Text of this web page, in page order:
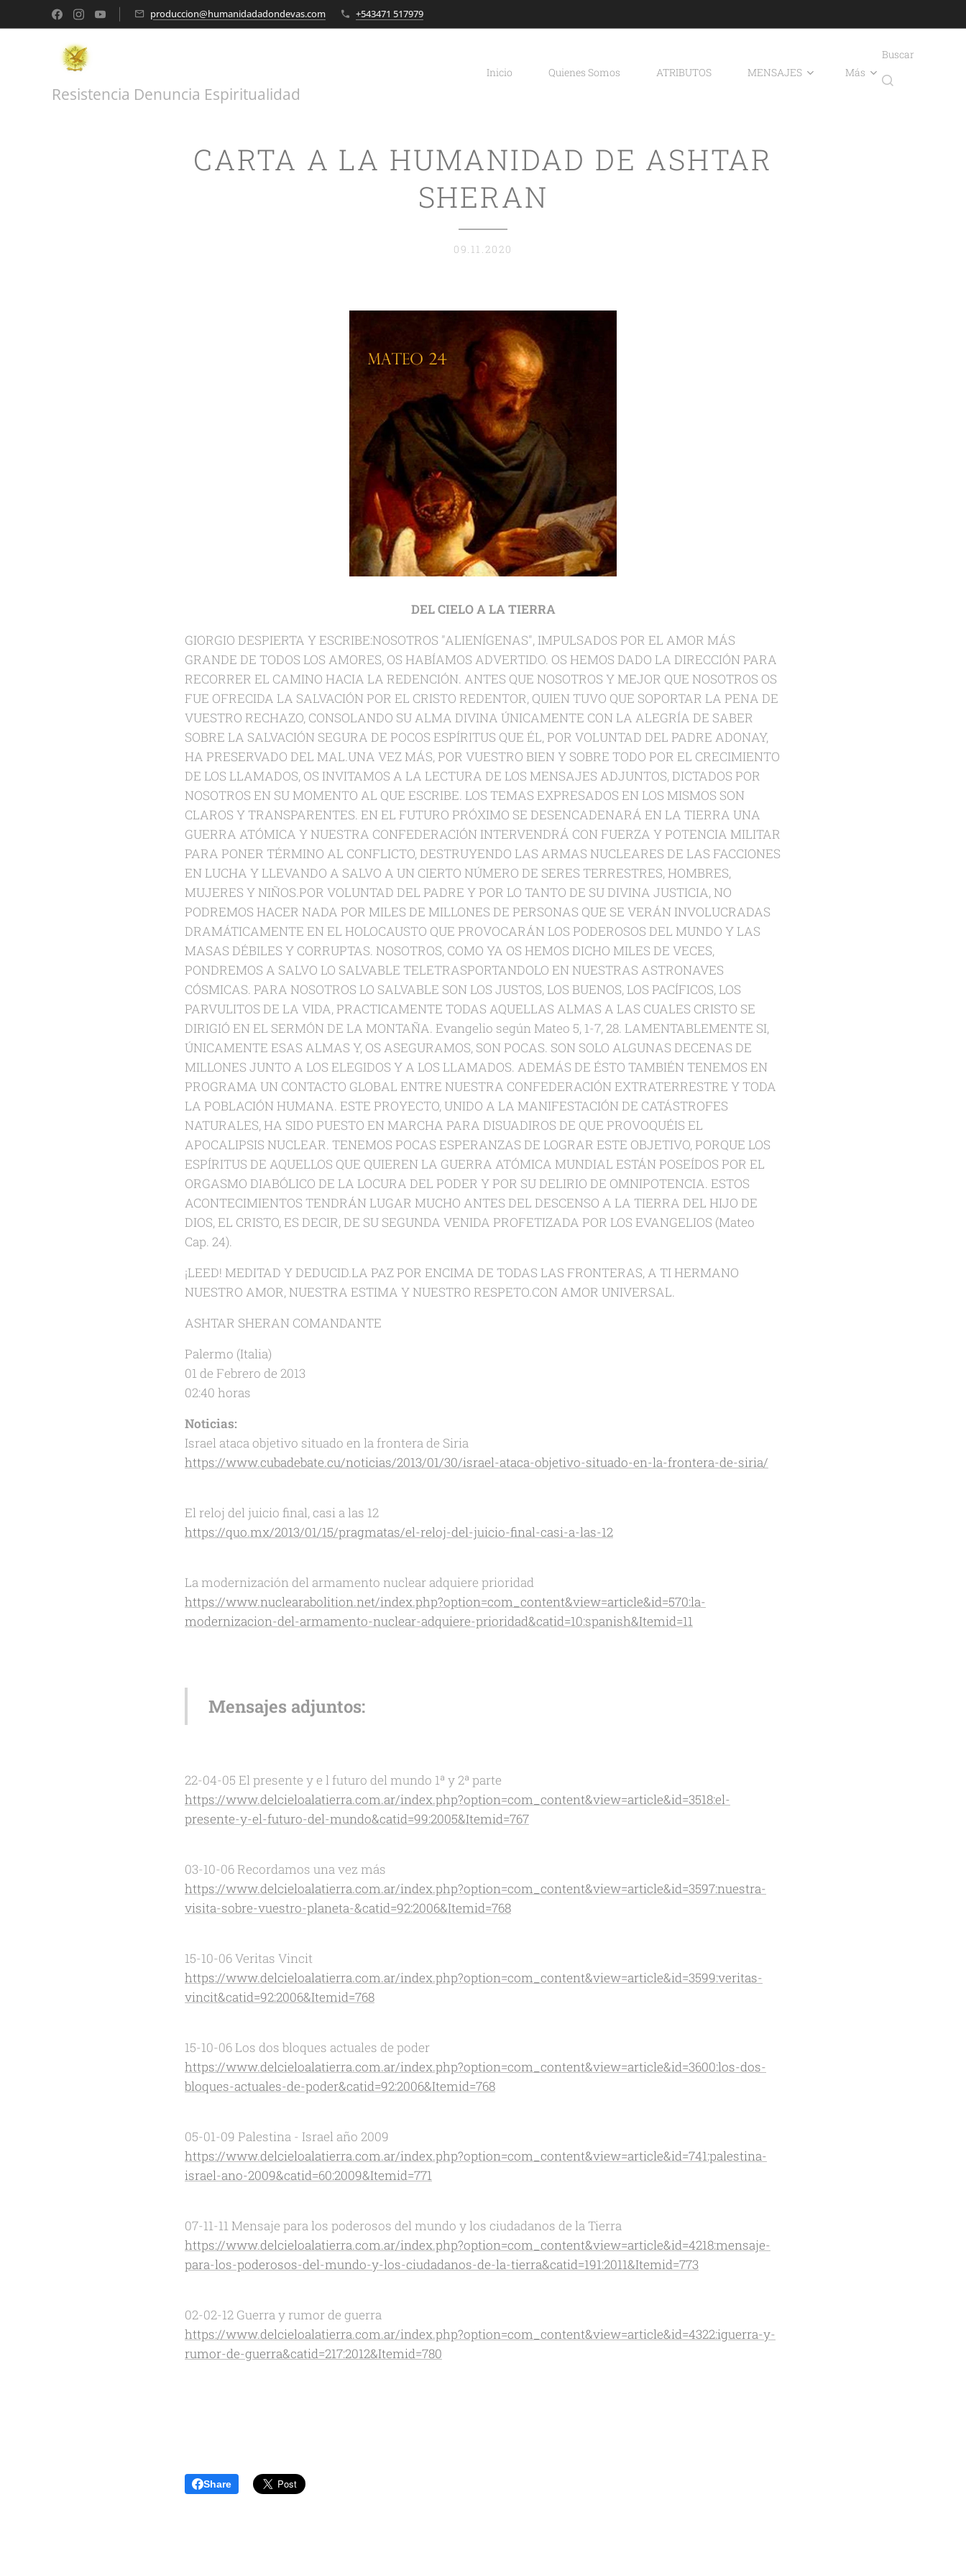
produccion@humanidadadondevas.com +543471 517979
Resistencia Denuncia Espiritualidad
Inicio Quienes Somos ATRIBUTOS MENSAJES Más
Buscar
CARTA A LA HUMANIDAD DE ASHTAR
SHERAN
09.11.2020
DEL CIELO A LA TIERRA
GIORGIO DESPIERTA Y ESCRIBE:NOSOTROS "ALIENÍGENAS", IMPULSADOS POR EL AMOR MÁS
GRANDE DE TODOS LOS AMORES, OS HABÍAMOS ADVERTIDO. OS HEMOS DADO LA DIRECCIÓN PARA
RECORRER EL CAMINO HACIA LA REDENCIÓN. ANTES QUE NOSOTROS Y MEJOR QUE NOSOTROS OS
FUE OFRECIDA LA SALVACIÓN POR EL CRISTO REDENTOR, QUIEN TUVO QUE SOPORTAR LA PENA DE
VUESTRO RECHAZO, CONSOLANDO SU ALMA DIVINA ÚNICAMENTE CON LA ALEGRÍA DE SABER
SOBRE LA SALVACIÓN SEGURA DE POCOS ESPÍRITUS QUE ÉL, POR VOLUNTAD DEL PADRE ADONAY,
HA PRESERVADO DEL MAL.UNA VEZ MÁS, POR VUESTRO BIEN Y SOBRE TODO POR EL CRECIMIENTO
DE LOS LLAMADOS, OS INVITAMOS A LA LECTURA DE LOS MENSAJES ADJUNTOS, DICTADOS POR
NOSOTROS EN SU MOMENTO AL QUE ESCRIBE. LOS TEMAS EXPRESADOS EN LOS MISMOS SON
CLAROS Y TRANSPARENTES. EN EL FUTURO PRÓXIMO SE DESENCADENARÁ EN LA TIERRA UNA
GUERRA ATÓMICA Y NUESTRA CONFEDERACIÓN INTERVENDRÁ CON FUERZA Y POTENCIA MILITAR
PARA PONER TÉRMINO AL CONFLICTO, DESTRUYENDO LAS ARMAS NUCLEARES DE LAS FACCIONES
EN LUCHA Y LLEVANDO A SALVO A UN CIERTO NÚMERO DE SERES TERRESTRES, HOMBRES,
MUJERES Y NIÑOS.POR VOLUNTAD DEL PADRE Y POR LO TANTO DE SU DIVINA JUSTICIA, NO
PODREMOS HACER NADA POR MILES DE MILLONES DE PERSONAS QUE SE VERÁN INVOLUCRADAS
DRAMÁTICAMENTE EN EL HOLOCAUSTO QUE PROVOCARÁN LOS PODEROSOS DEL MUNDO Y LAS
MASAS DÉBILES Y CORRUPTAS. NOSOTROS, COMO YA OS HEMOS DICHO MILES DE VECES,
PONDREMOS A SALVO LO SALVABLE TELETRASPORTANDOLO EN NUESTRAS ASTRONAVES
CÓSMICAS. PARA NOSOTROS LO SALVABLE SON LOS JUSTOS, LOS BUENOS, LOS PACÍFICOS, LOS
PARVULITOS DE LA VIDA, PRACTICAMENTE TODAS AQUELLAS ALMAS A LAS CUALES CRISTO SE
DIRIGIÓ EN EL SERMÓN DE LA MONTAÑA. Evangelio según Mateo 5, 1-7, 28. LAMENTABLEMENTE SI,
ÚNICAMENTE ESAS ALMAS Y, OS ASEGURAMOS, SON POCAS. SON SOLO ALGUNAS DECENAS DE
MILLONES JUNTO A LOS ELEGIDOS Y A LOS LLAMADOS. ADEMÁS DE ÉSTO TAMBIÉN TENEMOS EN
PROGRAMA UN CONTACTO GLOBAL ENTRE NUESTRA CONFEDERACIÓN EXTRATERRESTRE Y TODA
LA POBLACIÓN HUMANA. ESTE PROYECTO, UNIDO A LA MANIFESTACIÓN DE CATÁSTROFES
NATURALES, HA SIDO PUESTO EN MARCHA PARA DISUADIROS DE QUE PROVOQUÉIS EL
APOCALIPSIS NUCLEAR. TENEMOS POCAS ESPERANZAS DE LOGRAR ESTE OBJETIVO, PORQUE LOS
ESPÍRITUS DE AQUELLOS QUE QUIEREN LA GUERRA ATÓMICA MUNDIAL ESTÁN POSEÍDOS POR EL
ORGASMO DIABÓLICO DE LA LOCURA DEL PODER Y POR SU DELIRIO DE OMNIPOTENCIA. ESTOS
ACONTECIMIENTOS TENDRÁN LUGAR MUCHO ANTES DEL DESCENSO A LA TIERRA DEL HIJO DE
DIOS, EL CRISTO, ES DECIR, DE SU SEGUNDA VENIDA PROFETIZADA POR LOS EVANGELIOS (Mateo
Cap. 24).
¡LEED! MEDITAD Y DEDUCID.LA PAZ POR ENCIMA DE TODAS LAS FRONTERAS, A TI HERMANO
NUESTRO AMOR, NUESTRA ESTIMA Y NUESTRO RESPETO.CON AMOR UNIVERSAL.
ASHTAR SHERAN COMANDANTE
Palermo (Italia)
01 de Febrero de 2013
02:40 horas
Noticias:
Israel ataca objetivo situado en la frontera de Siria
https://www.cubadebate.cu/noticias/2013/01/30/israel-ataca-objetivo-situado-en-la-frontera-de-siria/
El reloj del juicio final, casi a las 12
https://quo.mx/2013/01/15/pragmatas/el-reloj-del-juicio-final-casi-a-las-12
La modernización del armamento nuclear adquiere prioridad
https://www.nuclearabolition.net/index.php?option=com_content&view=article&id=570:la-
modernizacion-del-armamento-nuclear-adquiere-prioridad&catid=10:spanish&Itemid=11
Mensajes adjuntos:
22-04-05 El presente y e l futuro del mundo 1ª y 2ª parte
https://www.delcieloalatierra.com.ar/index.php?option=com_content&view=article&id=3518:el-
presente-y-el-futuro-del-mundo&catid=99:2005&Itemid=767
03-10-06 Recordamos una vez más
https://www.delcieloalatierra.com.ar/index.php?option=com_content&view=article&id=3597:nuestra-
visita-sobre-vuestro-planeta-&catid=92:2006&Itemid=768
15-10-06 Veritas Vincit
https://www.delcieloalatierra.com.ar/index.php?option=com_content&view=article&id=3599:veritas-
vincit&catid=92:2006&Itemid=768
15-10-06 Los dos bloques actuales de poder
https://www.delcieloalatierra.com.ar/index.php?option=com_content&view=article&id=3600:los-dos-
bloques-actuales-de-poder&catid=92:2006&Itemid=768
05-01-09 Palestina - Israel año 2009
https://www.delcieloalatierra.com.ar/index.php?option=com_content&view=article&id=741:palestina-
israel-ano-2009&catid=60:2009&Itemid=771
07-11-11 Mensaje para los poderosos del mundo y los ciudadanos de la Tierra
https://www.delcieloalatierra.com.ar/index.php?option=com_content&view=article&id=4218:mensaje-
para-los-poderosos-del-mundo-y-los-ciudadanos-de-la-tierra&catid=191:2011&Itemid=773
02-02-12 Guerra y rumor de guerra
https://www.delcieloalatierra.com.ar/index.php?option=com_content&view=article&id=4322:iguerra-y-
rumor-de-guerra&catid=217:2012&Itemid=780
Share